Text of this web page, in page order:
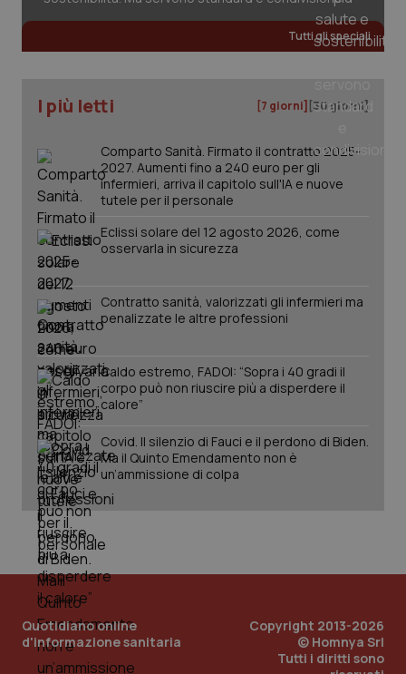
Psoriasi & pelle
Quotidiano Cardiologia
Quotidiano Chirurgia
Quotidiano Oncologia
Quotidiano Pediatria
Rene & patologie urogenitali
Salute orale & impianti
Sangue & coagulazione
Tiroide
Tumore al seno
Tumore ovarico
Tumori del Polmone & Testa Collo
Tumori gastrointestinali
Ulcera & Reflusso
Vaccini
Tutti gli speciali
I più letti [7 giorni] [30 giorni]
Comparto Sanità. Firmato il contratto 2025-
2027. Aumenti fino a 240 euro per gli
infermieri, arriva il capitolo sull'IA e nuove
tutele per il personale
Eclissi solare del 12 agosto 2026, come
osservarla in sicurezza
Contratto sanità, valorizzati gli infermieri ma
penalizzate le altre professioni
Caldo estremo, FADOI: “Sopra i 40 gradi il
corpo può non riuscire più a disperdere il
calore”
Covid. Il silenzio di Fauci e il perdono di Biden.
Ma il Quinto Emendamento non è
un’ammissione di colpa
Quotidiano online
d'informazione sanitaria
Copyright 2013-2026
© Homnya Srl
Tutti i diritti sono
navigazione sulle pagine e l'accesso alle aree
protette del sito. Il sito web non è in grado di
funzionare correttamente senza questi cookie.
.youtube.com
CookieScriptConsent
CookieScript
www.quotidianosanita.it
tracking-enable
2